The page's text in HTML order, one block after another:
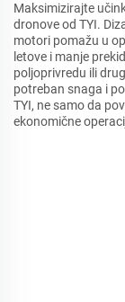
Maksimizirajte
dronove od TYI.
motori pomažu u
letove i manje
poljoprivredu ili
potreban snaga i
TYI, ne samo da
ekonomične